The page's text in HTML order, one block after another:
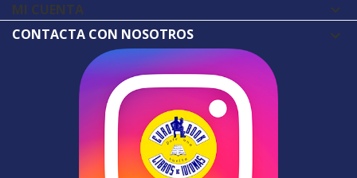
MI CUENTA 
CONTACTA CON NOSOTROS